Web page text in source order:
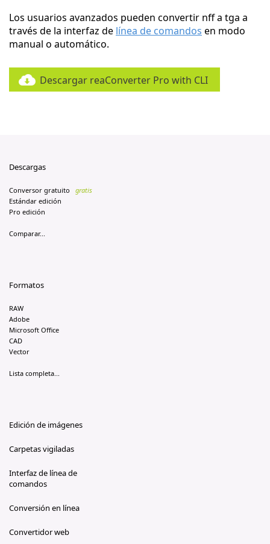
Los usuarios avanzados pueden convertir nff a tga a
través de la interfaz de línea de comandos en modo
manual o automático.
Descargar reaConverter Pro with CLI
Descargas
Conversor gratuito
gratis
Estándar edición
Pro edición
Comparar...
Formatos
RAW
Adobe
Microsoft Office
CAD
Vector
Lista completa...
Edición de imágenes
Carpetas vigiladas
Interfaz de línea de
comandos
Conversión en línea
Convertidor web